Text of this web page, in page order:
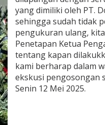
yang dimiliki oleh PT.
sehingga sudah tidak
pengukuran ulang,
Penetapan Ketua
tentang kapan
kami berharap dalam
ekskusi pengosongan
Senin 12 Mei 2025.